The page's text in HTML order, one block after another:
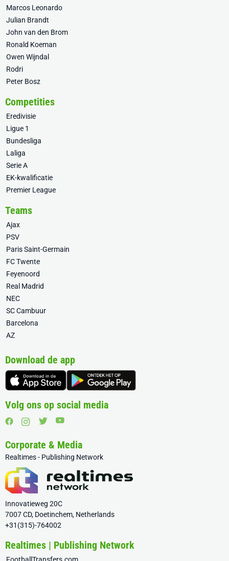
Marcos Leonardo
Julian Brandt
John van den Brom
Ronald Koeman
Owen Wijndal
Rodri
Peter Bosz
Competities
Eredivisie
Ligue 1
Bundesliga
Laliga
Serie A
EK-kwalificatie
Premier League
Teams
Ajax
PSV
Paris Saint-Germain
FC Twente
Feyenoord
Real Madrid
NEC
SC Cambuur
Barcelona
AZ
Download de app
Volg ons op social media
Corporate & Media
Realtimes - Publishing Network
Innovatieweg 20C
7007 CD, Doetinchem, Netherlands
+31(315)-764002
Realtimes | Publishing Network